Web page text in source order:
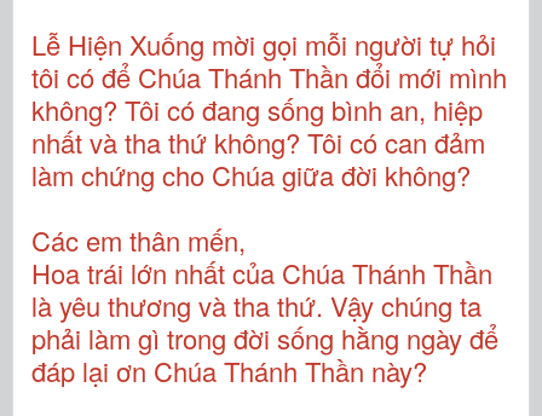
Lễ Hiện Xuống mời gọi mỗi người tự hỏi
tôi có để Chúa Thánh Thần đổi mới mình
không? Tôi có đang sống bình an, hiệp
nhất và tha thứ không? Tôi có can đảm
làm chứng cho Chúa giữa đời không?
Các em thân mến,
Hoa trái lớn nhất của Chúa Thánh Thần
là yêu thương và tha thứ. Vậy chúng ta
phải làm gì trong đời sống hằng ngày để
đáp lại ơn Chúa Thánh Thần này?